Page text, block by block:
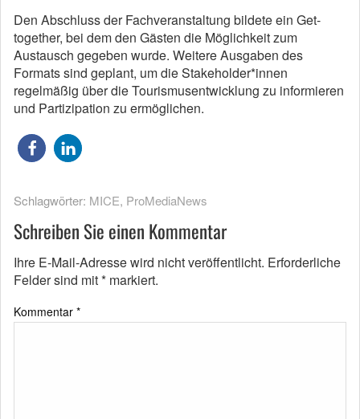
Den Abschluss der Fachveranstaltung bildete ein Get-
together, bei dem den Gästen die Möglichkeit zum
Austausch gegeben wurde. Weitere Ausgaben des
Formats sind geplant, um die Stakeholder*innen
regelmäßig über die Tourismusentwicklung zu informieren
und Partizipation zu ermöglichen.
Schlagwörter: MICE, ProMediaNews
Schreiben Sie einen Kommentar
Ihre E-Mail-Adresse wird nicht veröffentlicht. Erforderliche
Felder sind mit* markiert.
Kommentar *